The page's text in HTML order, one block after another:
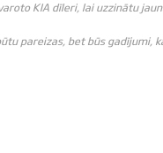
KIA dīleri, lai uzzinātu
pareizas, bet būs